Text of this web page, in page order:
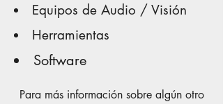
Equipos de Audio / Visión
Herramientas
Software
Para más información sobre algún otro